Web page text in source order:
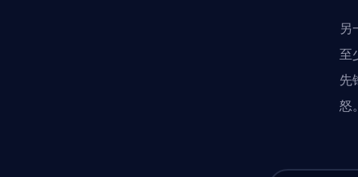
另
至
先
怒。